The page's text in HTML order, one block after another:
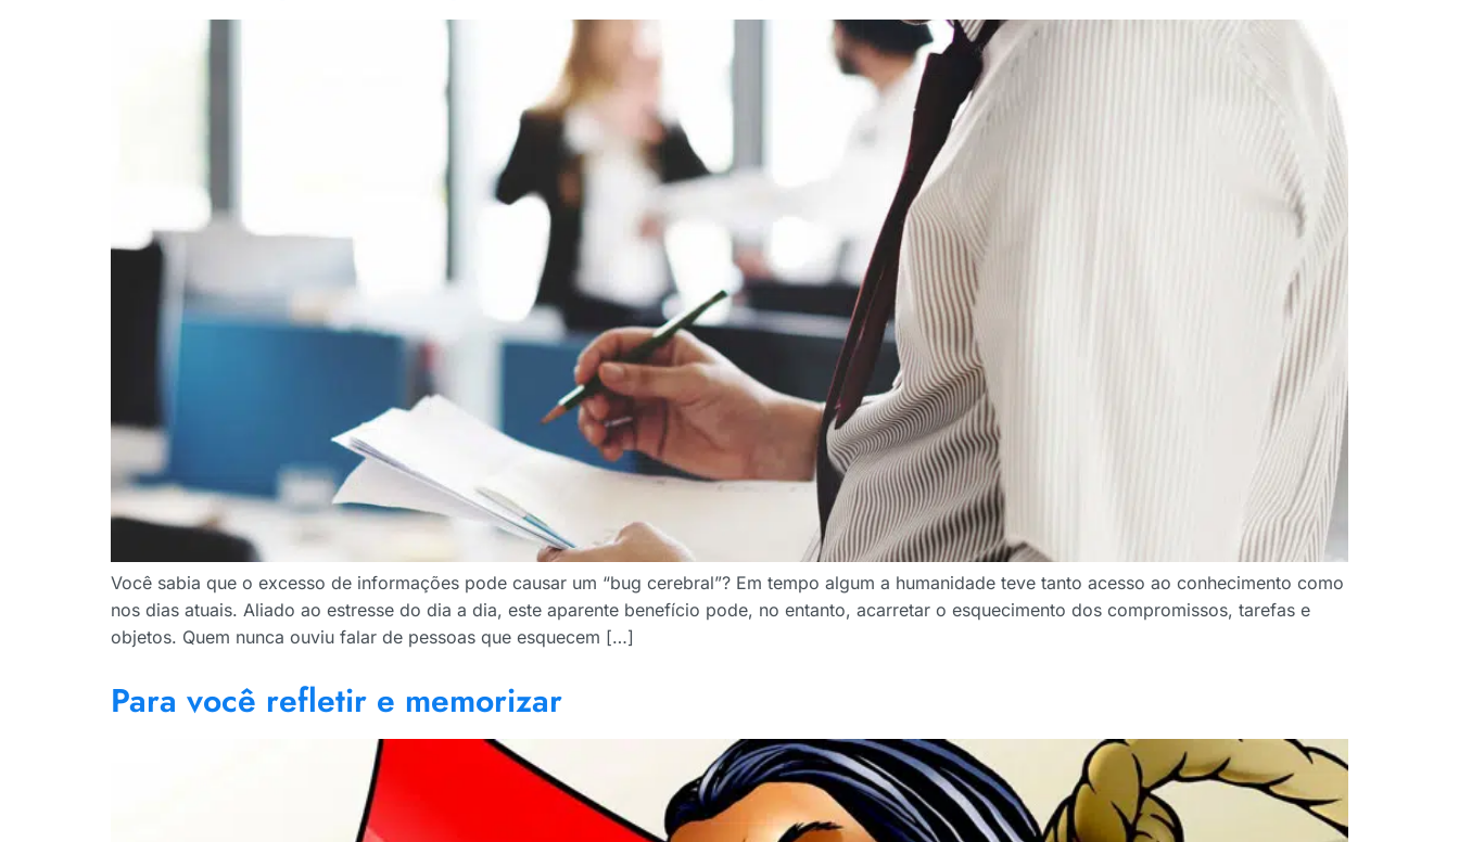
Você sabia que o excesso de informações pode causar um “bug cerebral”? Em tempo algum a humanidade teve tanto acesso ao conhecimento como
nos dias atuais. Aliado ao estresse do dia a dia, este aparente benefício pode, no entanto, acarretar o esquecimento dos compromissos, tarefas e
objetos. Quem nunca ouviu falar de pessoas que esquecem […]
Para você refletir e memorizar